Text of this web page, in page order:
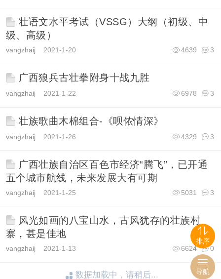
壮语文水平考试（VSSG）大纲（初级、中
级、高级）
vangzhaij 2021-1-20 3
4639
广西狼兵古壮拳附身十战九胜
vangzhaij 2021-1-22 3
6978
壮族歌曲木棉组合-《呗侬情深》
vangzhaij 2021-1-26 3
4329
广西壮族自治区百色市经济“腾飞”，已开通
五个城市航线，未来发展大有可期
vangzhaij 2021-1-25 3
5031
风光如画的八宝山水，古风犹存的壮族村
寨，甚是佳地
vangzhaij 2021-1-13 0
6624
数据加载中，请稍后...
排序
导航